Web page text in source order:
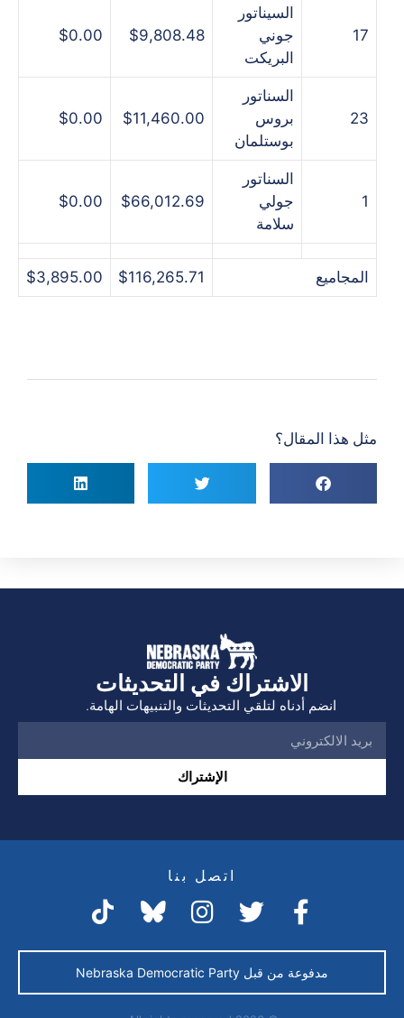
17
السيناتور
جوني
البريكت
$9,808.48
$0.00
23
السناتور
بروس
بوستلمان
$11,460.00
$0.00
1
السناتور
جولي
سلامة
$66,012.69
$0.00
المجاميع $116,265.71
$3,895.00
مثل هذا المقال؟
الاشتراك في التحديثات
انضم أدناه لتلقي التحديثات والتنبيهات الهامة.
الإشتراك
اتصل بنا
مدفوعة من قبل Nebraska Democratic Party